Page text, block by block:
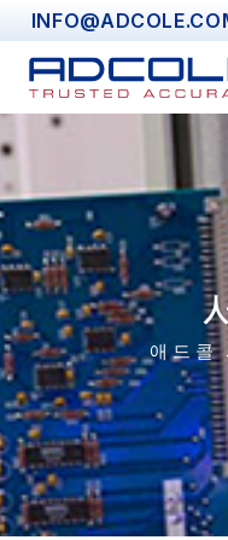
Skip
to
content
애드콜